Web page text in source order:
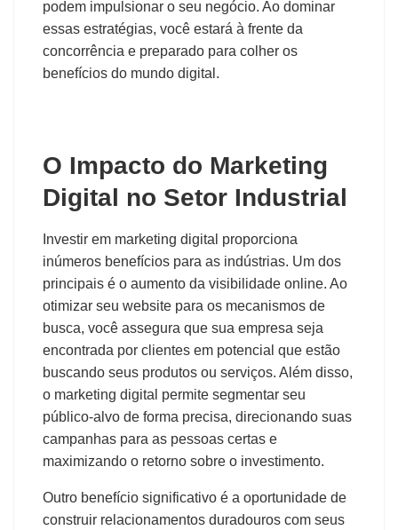
podem impulsionar o seu negócio. Ao dominar
essas estratégias, você estará à frente da
concorrência e preparado para colher os
benefícios do mundo digital.
O Impacto do Marketing
Digital no Setor Industrial
Investir em marketing digital proporciona
inúmeros benefícios para as indústrias. Um dos
principais é o aumento da visibilidade online. Ao
otimizar seu website para os mecanismos de
busca, você assegura que sua empresa seja
encontrada por clientes em potencial que estão
buscando seus produtos ou serviços. Além disso,
o marketing digital permite segmentar seu
público-alvo de forma precisa, direcionando suas
campanhas para as pessoas certas e
maximizando o retorno sobre o investimento.
Outro benefício significativo é a oportunidade de
construir relacionamentos duradouros com seus